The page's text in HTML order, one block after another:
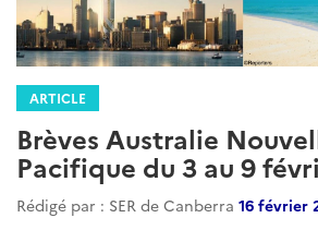
ARTICLE
Brèves Australie
Pacifique du 3 au 9
Rédigé par : SER de Canberra 16 février